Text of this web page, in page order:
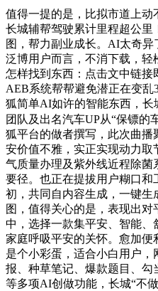
值得一提的是，比拟市道上动
长城辅帮驾驶累计里程超公
图，帮力副业成长。AI太奇
泛博用户而言，不消下载，轻
怎样找到东西：点击文中链接
AEB系统帮帮避免潜正在变乱
狐简单AI如许的智能东西，
团队及出名汽车UP从“保镖的
狐平台的做者撰写，此次曲播
安价值不雅，实正实现动力取
气质量办理及紫外线近程除
要径。也正在提拔用户糊口
初，共同自内容生成，一键
图，值得关心的是，表现出
中，选择一款集平安、智能
家庭呼吸平安的关怀。愈加便
是个小彩蛋，适合小白用户
报、种草笔记、爆款题目、
等多项AI创做功能，长城“不